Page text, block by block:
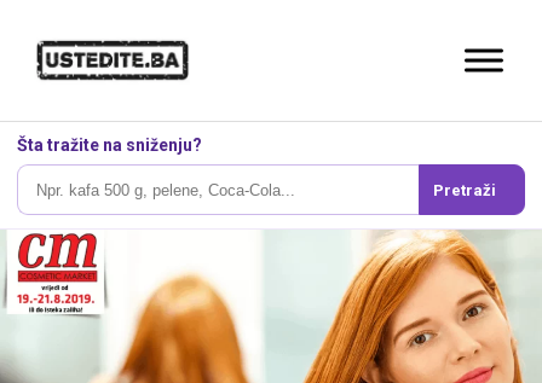
Šta tražite na sniženju?
Pretraži